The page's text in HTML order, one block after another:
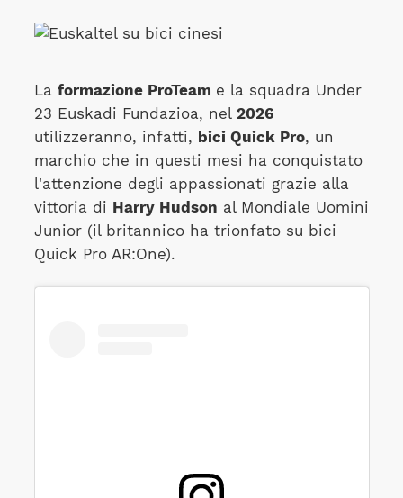
La formazione ProTeam e la squadra Under
23 Euskadi Fundazioa, nel 2026
utilizzeranno, infatti, bici Quick Pro, un
marchio che in questi mesi ha conquistato
l'attenzione degli appassionati grazie alla
vittoria di Harry Hudson al Mondiale Uomini
Junior (il britannico ha trionfato su bici
Quick Pro AR:One).